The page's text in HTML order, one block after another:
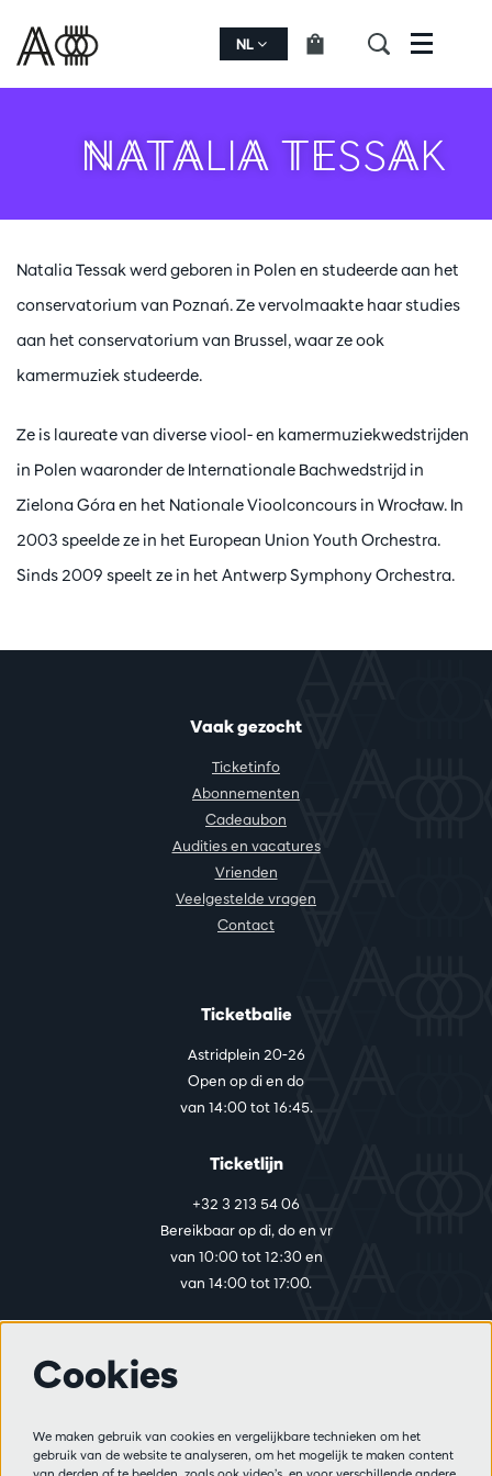
NL Menu
NATALIA TESSAK
Natalia Tessak werd geboren in Polen en studeerde aan het
conservatorium van Poznań. Ze vervolmaakte haar studies
aan het conservatorium van Brussel, waar ze ook
kamermuziek studeerde.
Ze is laureate van diverse viool- en kamermuziekwedstrijden
in Polen waaronder de Internationale Bachwedstrijd in
Zielona Góra en het Nationale Vioolconcours in Wrocław. In
2003 speelde ze in het European Union Youth Orchestra.
Sinds 2009 speelt ze in het Antwerp Symphony Orchestra.
Vaak gezocht
Ticketinfo
Abonnementen
Cadeaubon
Audities en vacatures
Vrienden
Veelgestelde vragen
Contact
Ticketbalie
Astridplein 20-26
Open op di en do
van 14:00 tot 16:45.
Ticketlijn
+32 3 213 54 06
Bereikbaar op di, do en vr
van 10:00 tot 12:30 en
van 14:00 tot 17:00.
Privacy
Verkoopsvoorwaarden
Cookies
We maken gebruik van cookies en vergelijkbare technieken om het
gebruik van de website te analyseren, om het mogelijk te maken content